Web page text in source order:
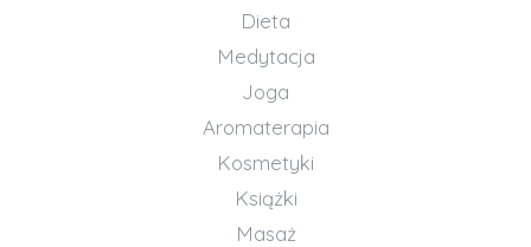
Dieta
Medytacja
Joga
Aromaterapia
Kosmetyki
Książki
Masaż